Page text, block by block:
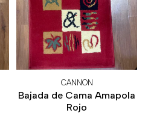
CANNON
Bajada de Cama Amapola
Rojo